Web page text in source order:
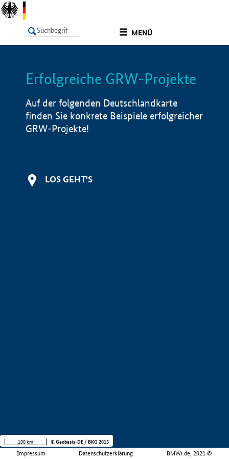
MENÜ
LISTE Info
Erfolgreiche GRW-Projekte
Auf der folgenden Deutschlandkarte
finden Sie konkrete Beispiele erfolgreicher
GRW-Projekte!
LOS GEHT'S
Impressum Datenschutzerklärung BMWi.de, 2021 ©
100 km © Geobasis-DE / BKG 2015